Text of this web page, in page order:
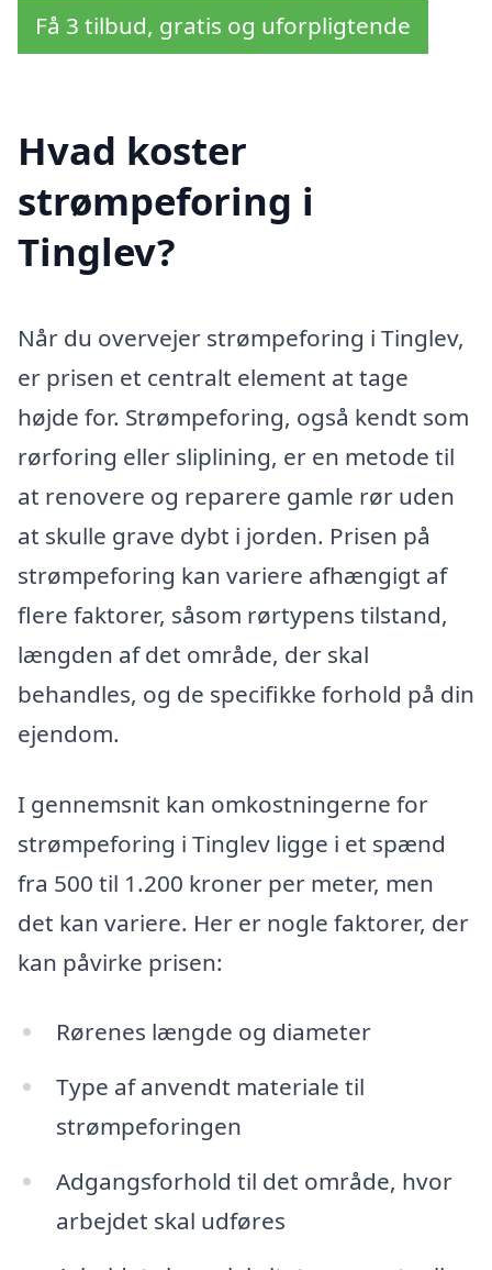
Få 3 tilbud, gratis og uforpligtende
Hvad koster
strømpeforing i
Tinglev?
Når du overvejer strømpeforing i Tinglev,
er prisen et centralt element at tage
højde for. Strømpeforing, også kendt som
rørforing eller sliplining, er en metode til
at renovere og reparere gamle rør uden
at skulle grave dybt i jorden. Prisen på
strømpeforing kan variere afhængigt af
flere faktorer, såsom rørtypens tilstand,
længden af det område, der skal
behandles, og de specifikke forhold på din
ejendom.
I gennemsnit kan omkostningerne for
strømpeforing i Tinglev ligge i et spænd
fra 500 til 1.200 kroner per meter, men
det kan variere. Her er nogle faktorer, der
kan påvirke prisen:
Rørenes længde og diameter
Type af anvendt materiale til
strømpeforingen
Adgangsforhold til det område, hvor
arbejdet skal udføres